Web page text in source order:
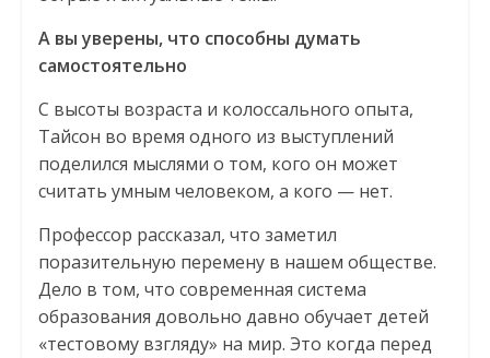
А вы уверены, что способны думать
самостоятельно
С высоты возраста и колоссального опыта,
Тайсон во время одного из выступлений
поделился мыслями о том, кого он может
считать умным человеком, а кого — нет.
Профессор рассказал, что заметил
поразительную перемену в нашем обществе.
Дело в том, что современная система
образования довольно давно обучает детей
«тестовому взгляду» на мир. Это когда перед